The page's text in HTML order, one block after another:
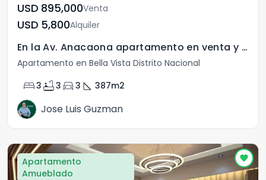
USD	895,000Venta
USD	5,800Alquiler
En la Av. Anacaona apartamento en venta y alquiler
Apartamento en Bella Vista Distrito Nacional
bed3 bathtub3 directions_car 3 square_foot 387m2
Jose Luis Guzman
Apartamento
Amueblado